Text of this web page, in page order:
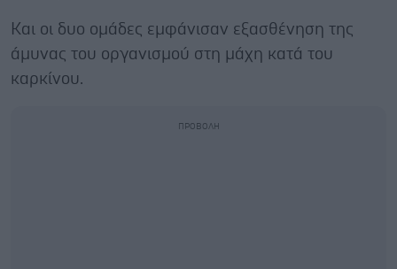
Και οι δυο ομάδες εμφάνισαν εξασθένηση της
άμυνας του οργανισμού στη μάχη κατά του
καρκίνου.